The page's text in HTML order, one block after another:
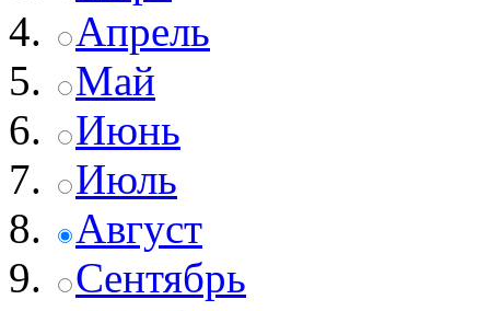
Апрель
Май
Июнь
Июль
Август
Сентябрь